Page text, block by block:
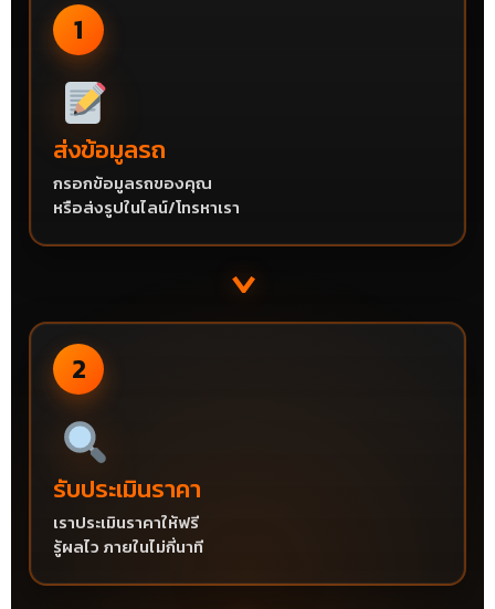
1
ส่งข้อมูลรถ
กรอกข้อมูลรถของคุณ
หรือส่งรูปในไลน์/โทรหาเรา
›
2
รับประเมินราคา
เราประเมินราคาให้ฟรี
รู้ผลไว ภายในไม่กี่นาที